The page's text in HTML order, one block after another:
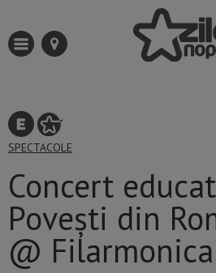
SPECTACOLE
Concert
Povești din
@